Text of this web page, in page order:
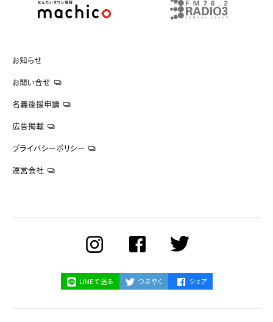
お知らせ
お問い合せ
名義後援申請
広告掲載
プライバシーポリシー
運営会社
LINEで送る つぶやく シェア